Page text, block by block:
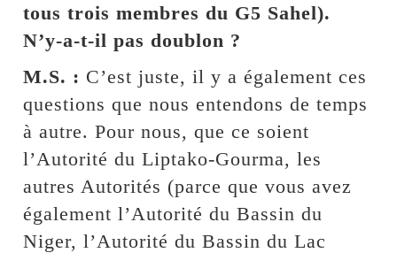
tous troismembres du G5 Sahel).
N’y-a-t-il pas doublon ?
M.S. : C’est juste, il y a également ces
questions que nous entendons de temps
à autre. Pour nous, que ce soient
l’Autorité du Liptako-Gourma, les
autres Autorités (parce que vous avez
également l’Autorité du Bassin du
Niger, l’Autorité du Bassin du Lac